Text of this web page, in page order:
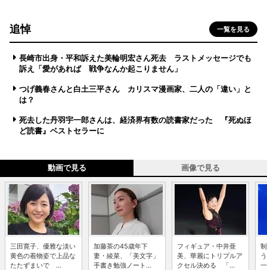
追悼 一覧を見る
長崎市出身・平和訴えた美輪明宏さん死去 ラストメッセージでも
訴え「愛があれば 戦争なんか起こりません」
つげ義春さんと白土三平さん カリスマ漫画家、二人の「違い」と
は？
死去した丹羽宇一郎さんは、経済界有数の読書家だった 『死ぬほ
ど読書』ベストセラーに
動画で見る 画像で見る
三田寛子、優雅な淡い
黄色の着物姿で上品な
たたずまいで ...
加藤茶の45歳年下
妻・綾菜、「美文字」
手書き勉強ノート...
フィギュア・中井亜
美、華麗にトリプルア
クセル決める 「...